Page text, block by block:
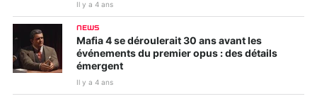
Il y a 4 ans
NEWS
Mafia 4 se déroulerait 30 ans avant les
événements du premier opus : des détails
émergent
Il y a 4 ans